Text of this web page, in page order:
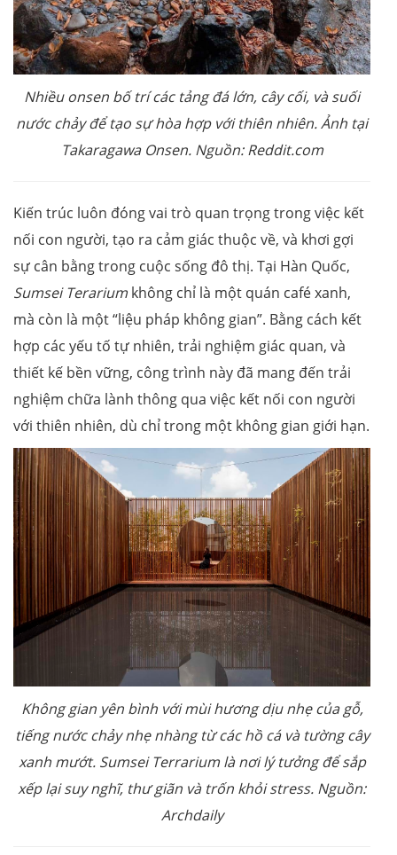
Nhiều onsen bố trí các tảng đá lớn, cây cối, và suối
nước chảy để tạo sự hòa hợp với thiên nhiên. Ảnh tại
Takaragawa Onsen. Nguồn: Reddit.com
Kiến trúc luôn đóng vai trò quan trọng trong việc kết
nối con người, tạo ra cảm giác thuộc về, và khơi gợi
sự cân bằng trong cuộc sống đô thị. Tại Hàn Quốc,
Sumsei Terarium không chỉ là một quán café xanh,
mà còn là một “liệu pháp không gian”. Bằng cách kết
hợp các yếu tố tự nhiên, trải nghiệm giác quan, và
thiết kế bền vững, công trình này đã mang đến trải
nghiệm chữa lành thông qua việc kết nối con người
với thiên nhiên, dù chỉ trong một không gian giới hạn.
Không gian yên bình với mùi hương dịu nhẹ của gỗ,
tiếng nước chảy nhẹ nhàng từ các hồ cá và tường cây
xanh mướt. Sumsei Terrarium là nơi lý tưởng để sắp
xếp lại suy nghĩ, thư giãn và trốn khỏi stress. Nguồn:
Archdaily